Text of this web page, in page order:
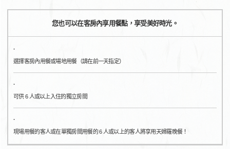
您也可以在客房內享用餐點，享受美好時光。
·
選擇客房內用餐或場地用餐（請在前一天指定）
·
可供 6 人或以上入住的獨立房間
·
現場用餐的客人或在單獨房間用餐的 6 人或以上的客人將享用天婦羅晚餐！